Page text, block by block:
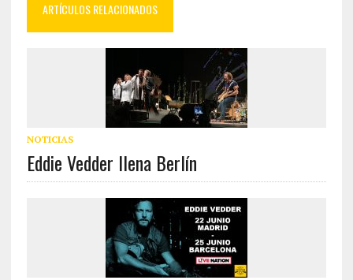
ARTÍCULOS RELACIONADOS
NOTICIAS
Eddie Vedder llena Berlín